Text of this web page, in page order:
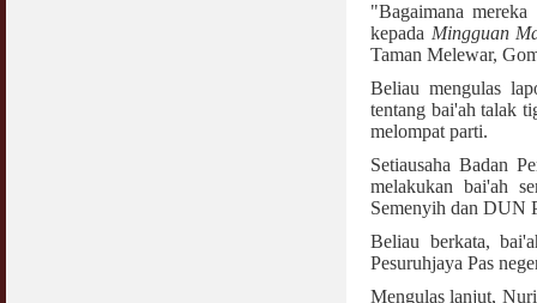
"Bagaimana
kepada Mingguan
Taman Melewar,
Beliau mengulas
tentang bai'ah talak
melompat parti.
Setiausaha Badan
melakukan bai'ah
Semenyih dan DUN
Beliau berkata,
Pesuruhjaya Pas
Mengulas lanjut,